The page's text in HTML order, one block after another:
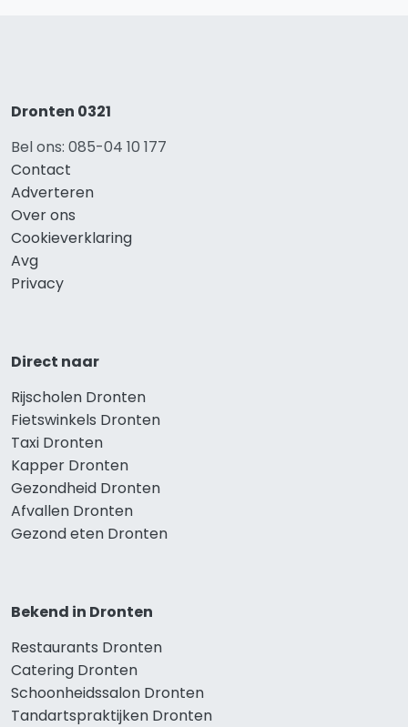
Dronten 0321
Bel ons: 085-04 10 177
Contact
Adverteren
Over ons
Cookieverklaring
Avg
Privacy
Direct naar
Rijscholen Dronten
Fietswinkels Dronten
Taxi Dronten
Kapper Dronten
Gezondheid Dronten
Afvallen Dronten
Gezond eten Dronten
Bekend in Dronten
Restaurants Dronten
Catering Dronten
Schoonheidssalon Dronten
Tandartspraktijken Dronten